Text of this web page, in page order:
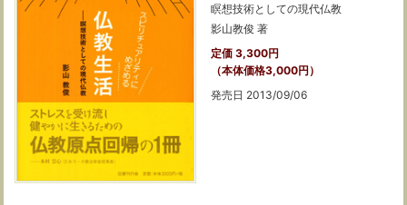
瞑想技術としての現代仏教
影山教俊 著
定価 3,300円
（本体価格3,000円）
発売日 2013/09/06